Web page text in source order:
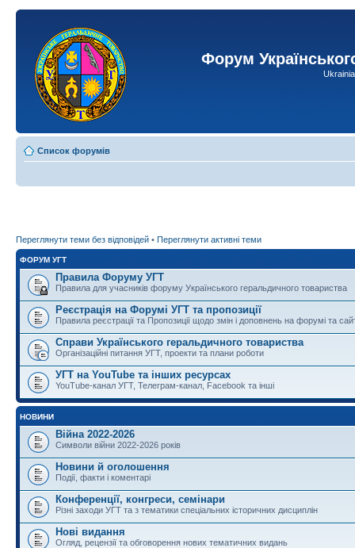
Форум
Список форумів
Переглянути теми без відповідей • Переглянути активні теми
ФОРУМ УГТ
Правила Форуму УГТ
Правила для учасників форуму Українського геральдичного товариства
Реєстрація на Форумі УГТ та пропозиції
Правила реєстрації та Пропозиції щодо змін і доповнень на форумі та
Справи Українського геральдичного товариства
Організаційні питання УГТ, проекти та плани роботи
УГТ на YouTube та інших ресурсах
YouTube-канал УГТ, Телеграм-канал, Facebook та інші
НОВИНИ
Війна 2022-2026
Символи війни 2022-2026 років
Новини й оголошення
Події, факти і коментарі
Конференції, конгреси, семінари
Різні заходи УГТ та з тематики спеціальних історичних дисциплін
Нові видання
Огляд, рецензії та обговорення нових тематичних видань